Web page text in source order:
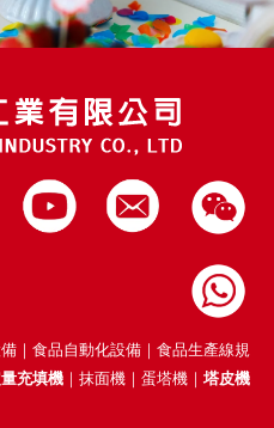
｜食品自動化設備｜食品生產線規
充填機 ｜抹面機｜蛋塔機｜塔皮機